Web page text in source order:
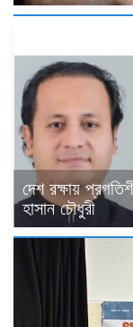
দেশ রক্ষায়
হাসান চৌধুরী